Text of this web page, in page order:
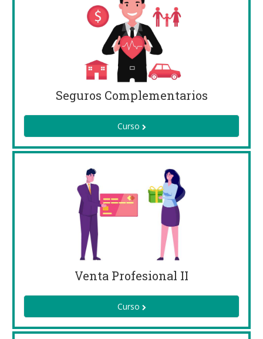
Seguros Complementarios
Curso
Venta Profesional II
Curso